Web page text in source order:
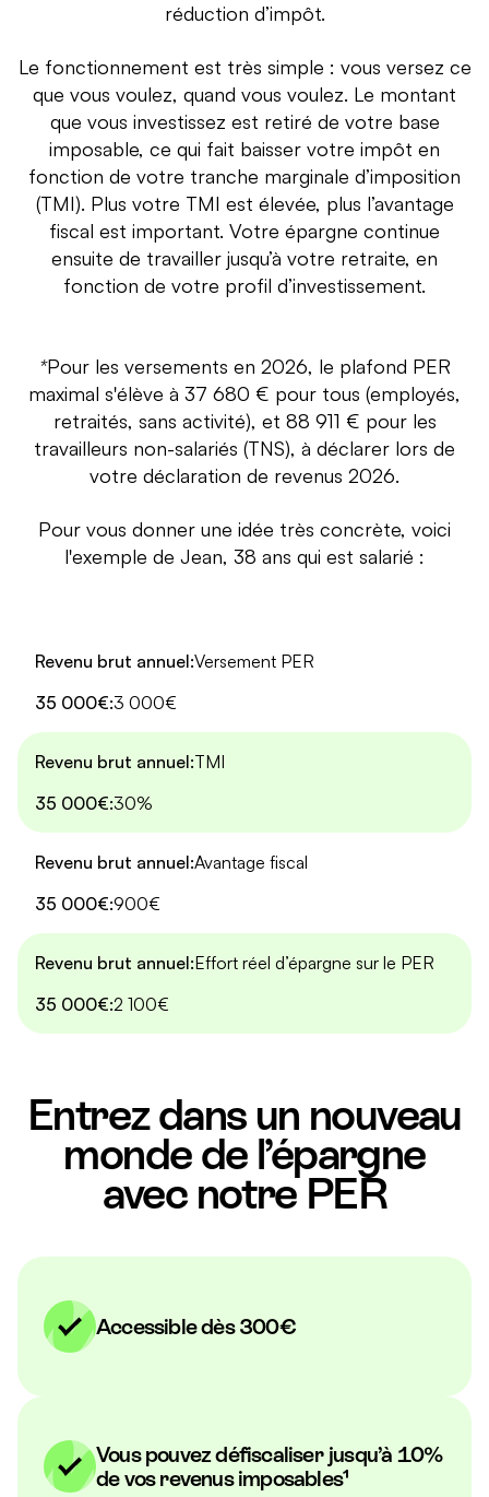
réduction d’impôt.
Le fonctionnement est très simple : vous versez ce
que vous voulez, quand vous voulez. Le montant
que vous investissez est retiré de votre base
imposable, ce qui fait baisser votre impôt en
fonction de votre tranche marginale d’imposition
(TMI). Plus votre TMI est élevée, plus l’avantage
fiscal est important. Votre épargne continue
ensuite de travailler jusqu’à votre retraite, en
fonction de votre profil d’investissement.
*Pour les versements en 2026, le plafond PER
maximal s'élève à 37 680 € pour tous (employés,
retraités, sans activité), et 88 911 € pour les
travailleurs non-salariés (TNS), à déclarer lors de
votre déclaration de revenus 2026.
Pour vous donner une idée très concrète, voici
l'exemple de Jean, 38 ans qui est salarié :
Versement PER
3 000€
TMI
30%
Avantage fiscal
900€
Effort réel d’épargne sur le PER
2 100€
Entrez dans un nouveau
monde de l’épargne
avec notre PER
Accessible dès 300€
Vous pouvez défiscaliser jusqu’à 10%
de vos revenus imposables¹